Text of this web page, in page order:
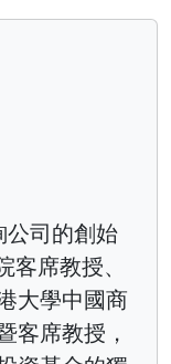
公司的創始
客席教授、
大學中國商
客席教授，